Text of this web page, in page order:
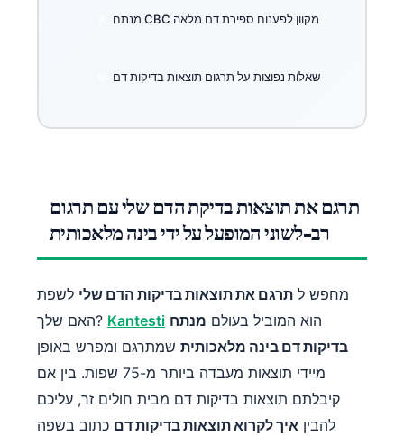
מנתח CBC מקוון לפענוח ספירת דם מלאה
שאלות נפוצות על תרגום תוצאות בדיקות דם
תרגם את תוצאות בדיקת הדם שלי עם תרגום
רב-לשוני המופעל על ידי בינה מלאכותית
מחפש ל תרגם את תוצאות בדיקות הדם שלי לשפת
האם שלך? Kantesti הוא המוביל בעולם מנתח
בדיקות דם בינה מלאכותית שמתרגם ומפרש באופן
מיידי תוצאות מעבדה ביותר מ-75 שפות. בין אם
קיבלתם תוצאות בדיקות דם מבית חולים זר, עליכם
להבין איך לקרוא תוצאות בדיקות דם כתוב בשפה